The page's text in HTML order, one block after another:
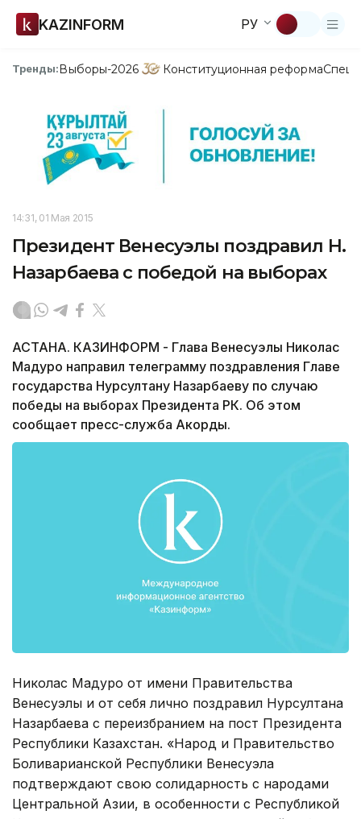
KAZINFORM РУ
Тренды:Выборы-2026 Конституционная реформа
14:31, 01 Мая 2015
Президент Венесуэлы поздравил Н.
Назарбаева с победой на выборах
АСТАНА. КАЗИНФОРМ - Глава Венесуэлы Николас
Мадуро направил телеграмму поздравления Главе
государства Нурсултану Назарбаеву по случаю
победы на выборах Президента РК. Об этом
сообщает пресс-служба Акорды.
Николас Мадуро от имени Правительства
Венесуэлы и от себя лично поздравил Нурсултана
Назарбаева с переизбранием на пост Президента
Республики Казахстан. «Народ и Правительство
Боливарианской Республики Венесуэла
подтверждают свою солидарность с народами
Центральной Азии, в особенности с Республикой